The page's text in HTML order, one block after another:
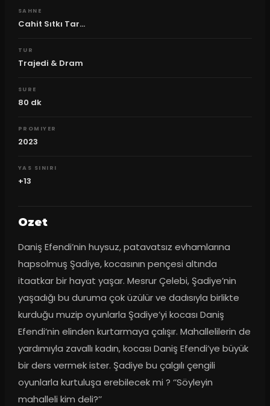
SAHNE
Cahit Sıtkı Tar...
TUR
Trajedi & Dram
SURE
80 dk
PROMIYER
2023
YAS SINIRI
+13
Ozet
Daniş Efendi’nin huysuz, patavatsız evhamlarına
hapsolmuş Şadiye, kocasının pençesi altında
itaatkar bir hayat yaşar. Mesrur Çelebi, Şadiye’nin
yaşadığı bu duruma çok üzülür ve dadısıyla birlikte
kurduğu muzip oyunlarla Şadiye’yi kocası Daniş
Efendi’nin elinden kurtarmaya çalışır. Mahallelilerin de
yardımıyla zavallı kadın, kocası Daniş Efendi’ye büyük
bir ders vermek ister. Şadiye bu çalgılı çengili
oyunlarla kurtuluşa erebilecek mi ? ‘’Söyleyin
mahalleli kim deli?’’